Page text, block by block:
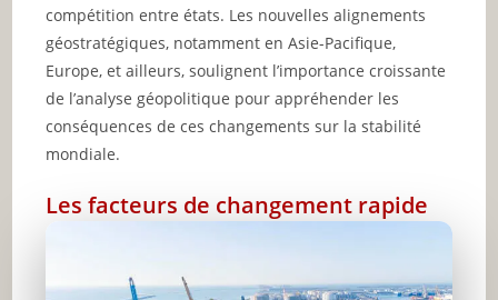
compétition entre états. Les nouvelles alignements
géostratégiques, notamment en Asie-Pacifique,
Europe, et ailleurs, soulignent l’importance croissante
de l’analyse géopolitique pour appréhender les
conséquences de ces changements sur la stabilité
mondiale.
Les facteurs de changement rapide